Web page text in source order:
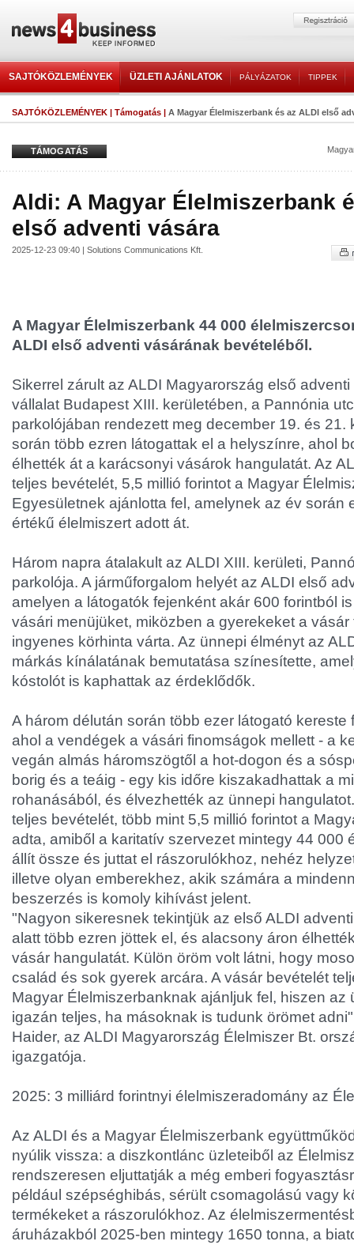
SAJTÓKÖZLEMÉNYEK ÜZLETI AJÁNLATOK PÁLYÁZATOK TIPPEK
SAJTÓKÖZLEMÉNYEK | Támogatás | A Magyar Élelmiszerbank és az ALDI első
TÁMOGATÁS
Aldi: A Magyar Élelmiszerbank
első adventi vására
2025-12-23 09:40 | Solutions Communications Kft.
A Magyar Élelmiszerbank 44 000
ALDI első adventi vásárának bevételéből.
Sikerrel zárult az ALDI Magyarország első
vállalat Budapest XIII. kerületében, a Pannónia
parkolójában rendezett meg december 19. és 21.
során több ezren látogattak el a helyszínre, ahol
élhették át a karácsonyi vásárok hangulatát. Az
teljes bevételét, 5,5 millió forintot a Magyar
Egyesületnek ajánlotta fel, amelynek az év során
értékű élelmiszert adott át.
Három napra átalakult az ALDI XIII. kerületi,
parkolója. A járműforgalom helyét az ALDI első
amelyen a látogatók fejenként akár 600 forintból
vásári menüjüket, miközben a gyerekeket a vásár
ingyenes körhinta várta. Az ünnepi élményt az
márkás kínálatának bemutatása színesítette,
kóstolót is kaphattak az érdeklődők.
A három délután során több ezer látogató kereste
ahol a vendégek a vásári finomságok mellett - a
vegán almás háromszögtől a hot-dogon és a
borig és a teáig - egy kis időre kiszakadhattak a
rohanásából, és élvezhették az ünnepi
teljes bevételét, több mint 5,5 millió forintot a
adta, amiből a karitatív szervezet mintegy 44 000
állít össze és juttat el rászorulókhoz, nehéz
illetve olyan emberekhez, akik számára a
beszerzés is komoly kihívást jelent.
"Nagyon sikeresnek tekintjük az első ALDI
alatt több ezren jöttek el, és alacsony áron
vásár hangulatát. Külön öröm volt látni, hogy
család és sok gyerek arcára. A vásár bevételét
Magyar Élelmiszerbanknak ajánljuk fel, hiszen az
igazán teljes, ha másoknak is tudunk örömet
Haider, az ALDI Magyarország Élelmiszer Bt.
igazgatója.
2025: 3 milliárd forintnyi élelmiszeradomány az
Az ALDI és a Magyar Élelmiszerbank
nyúlik vissza: a diszkontlánc üzleteiből az
rendszeresen eljuttatják a még emberi
például szépséghibás, sérült csomagolású vagy
termékeket a rászorulókhoz. Az
áruházakból 2025-ben mintegy 1650 tonna, a